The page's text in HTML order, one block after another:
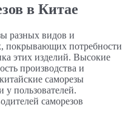
в Китае
разных видов и
покрывающих потребности
этих изделий. Высокие
производства и
саморезы
пользователей.
саморезов